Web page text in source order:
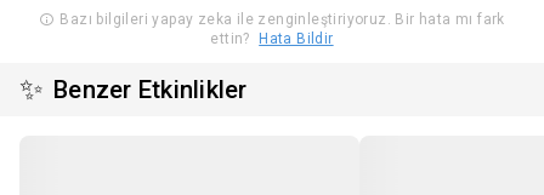
Bazı bilgileri yapay zeka ile zenginleştiriyoruz. Bir hata mı fark
ettin?
Hata Bildir
✨ Benzer Etkinlikler